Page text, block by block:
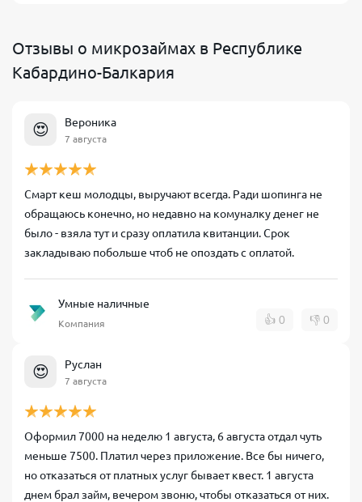
Отзывы о микрозаймах в Республике
Кабардино-Балкария
😍 Вероника
7 августа
Смарт кеш молодцы, выручают всегда. Ради шопинга не
обращаюсь конечно, но недавно на комуналку денег не
было - взяла тут и сразу оплатила квитанции. Срок
закладываю побольше чтоб не опоздать с оплатой.
Умные наличные
Компания 👍 0 👎 0
😍 Руслан
7 августа
Оформил 7000 на неделю 1 августа, 6 августа отдал чуть
меньше 7500. Платил через приложение. Все бы ничего,
но отказаться от платных услуг бывает квест. 1 августа
днем брал займ, вечером звоню, чтобы отказаться от них.